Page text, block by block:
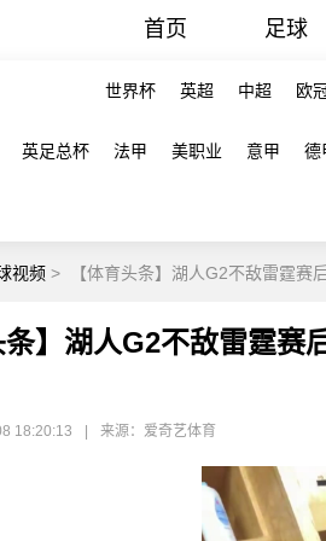
首页 足球
世界杯 英超 中超 欧
英足总杯 法甲 美职业 意甲 德
视频 > 【体育头条】湖人G2不敌雷霆
条】湖人G2不敌雷霆
18:20:13 来源：爱奇艺体育